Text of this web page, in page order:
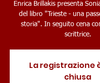
Enrica Brillakis presenta
del libro "Trieste - una
storia". In seguito cena
scrittrice.
La registrazione
chiusa